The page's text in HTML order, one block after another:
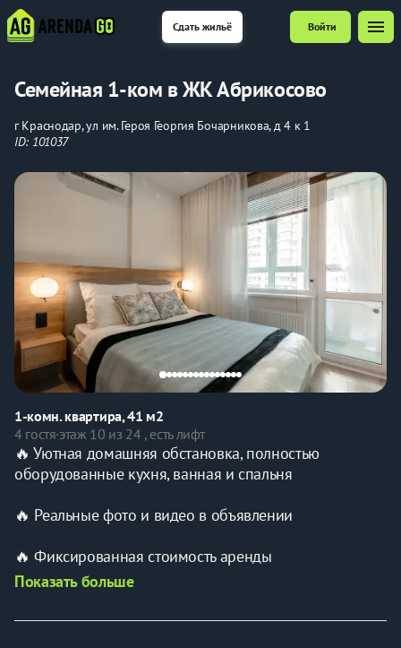
Сдать жильё Войти menu
Семейная 1-ком в ЖК Абрикосово
г Краснодар, ул им. Героя Георгия Бочарникова, д 4 к 1
ID: 101037
1-комн. квартира, 41 м2
4 гостя·этаж 10 из 24 , есть лифт
🔥 Уютная домашняя обстановка, полностью
оборудованные кухня, ванная и спальня
🔥 Реальные фото и видео в объявлении
🔥 Фиксированная стоимость аренды
«Абрикосово»
Показать больше